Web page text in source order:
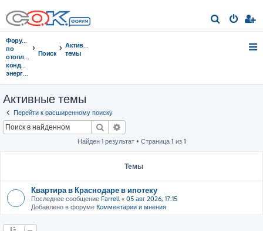
о
Форумы
по
отоплению,
кондиционированию,
энергосбережению
Поиск
Активные
темы
Активные темы
Перейти к расширенному поиску
Поиск
Найден 1 результат • Страница 1 из 1
Темы
Квартира в Краснодаре в ипотеку
Последнее сообщение Farrell « 05 авг 2026, 17:15
Добавлено в форуме Комментарии и мнения